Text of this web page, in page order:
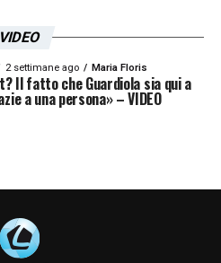
VIDEO
2 settimane ago Maria Floris
Il fatto che Guardiola sia qui a
a una persona» – VIDEO